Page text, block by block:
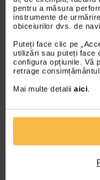
pentru a măsura
instrumente de
obiceiurilor dvs. de
Puteți face clic pe
utilizări sau puteți face
configura opțiunile. Vă
retrage
Mai multe detalii aici
HartMann Veroval